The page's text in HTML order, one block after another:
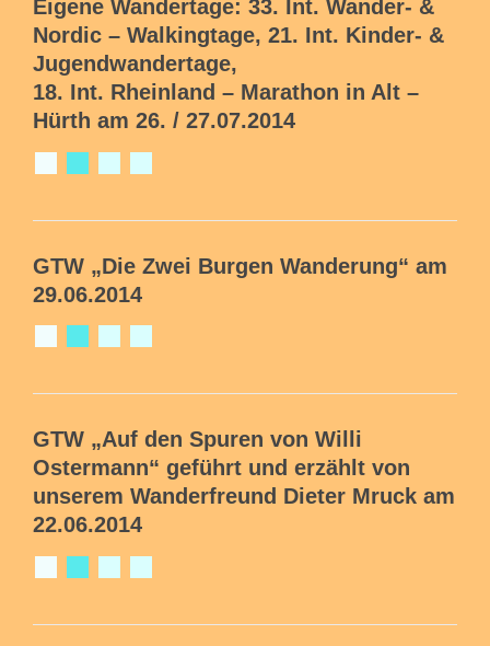
Eigene Wandertage: 33. Int. Wander- &
Nordic – Walkingtage, 21. Int. Kinder- &
Jugendwandertage,
18. Int. Rheinland – Marathon in Alt –
Hürth am 26. / 27.07.2014
GTW „Die Zwei Burgen Wanderung“ am
29.06.2014
GTW „Auf den Spuren von Willi
Ostermann“ geführt und erzählt von
unserem Wanderfreund Dieter Mruck am
22.06.2014